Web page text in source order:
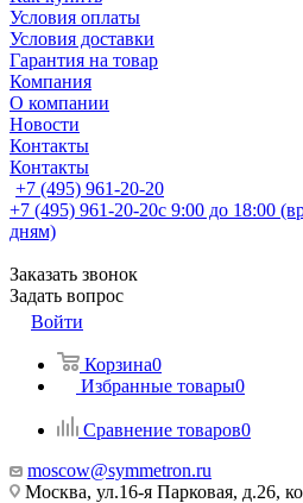
Условия оплаты
Условия доставки
Гарантия на товар
Компания
О компании
Новости
Контакты
Контакты
+7 (495) 961-20-20
+7 (495) 961-20-20с 9:00 до 18:00
дням)
Заказать звонок
Задать вопрос
Войти
Корзина0
Избранные товары0
Сравнение товаров0
moscow@symmetron.ru
Москва, ул.16-я Парковая, д.26,